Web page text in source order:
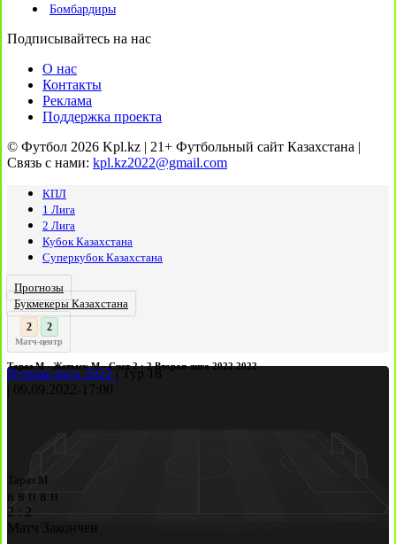
Бомбардиры
Подписывайтесь на нас
О нас
Контакты
Реклама
Поддержка проекта
© Футбол 2026 Kpl.kz | 21+ Футбольный сайт Казахстана |
Связь с нами: kpl.kz2022@gmail.com
КПЛ
1 Лига
2 Лига
Кубок Казахстана
Суперкубок Казахстана
Прогнозы
Букмекеры Казахстана
3
:
Матч-центр
Тараз М - Жетысу М - Счет 2 : 2 Вторая лига 2022 2022
Вторая лига 2022
Тур 18
09.09.2022- 17:00
Тараз М
в в п в н
2 : 2
Матч Закончен